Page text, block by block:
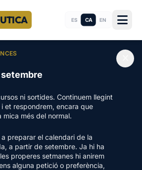
ES CA EN
ni sortides. Continuem llegint
et respondrem, encara que
més del normal.
preparar el calendari de la
a partir de setembre. Ja hi ha
properes setmanes hi anirem
alguna petició o preferència,